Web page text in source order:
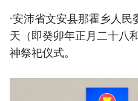
·安沛省文安县那霍乡人
天（即癸卯年正月二十八
神祭祀仪式。